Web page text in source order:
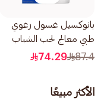
بانوكسيل غسول رغوي
طبي معالج لحب الشباب
87.4
74.29
الأكثر مبيعًا